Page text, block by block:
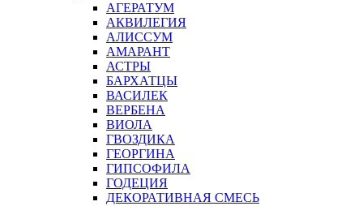
АГЕРАТУМ
АКВИЛЕГИЯ
АЛИССУМ
АМАРАНТ
АСТРЫ
БАРХАТЦЫ
ВАСИЛЕК
ВЕРБЕНА
ВИОЛА
ГВОЗДИКА
ГЕОРГИНА
ГИПСОФИЛА
ГОДЕЦИЯ
ДЕКОРАТИВНАЯ СМЕСЬ